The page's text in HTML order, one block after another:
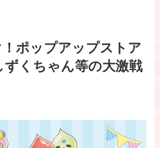
ポップアップストア
くちゃん等の大激戦